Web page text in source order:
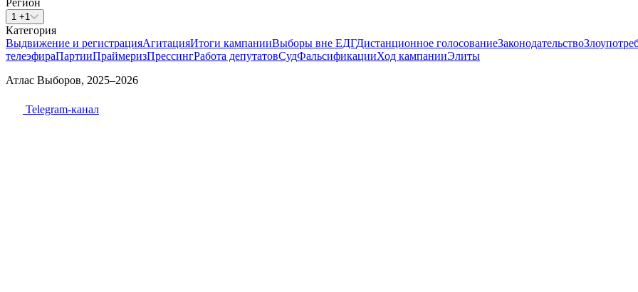
Регион
1 +1
Категория
Выдвижение и регистрацияАгитацияИтоги кампанииВыборы вне ЕДГДистанционное голосованиеЗаконодательство
телеэфираПартииПраймеризПрессингРабота депутатовСудФальсификацииХод кампанииЭлиты
Атлас Выборов, 2025–2026
Telegram-канал